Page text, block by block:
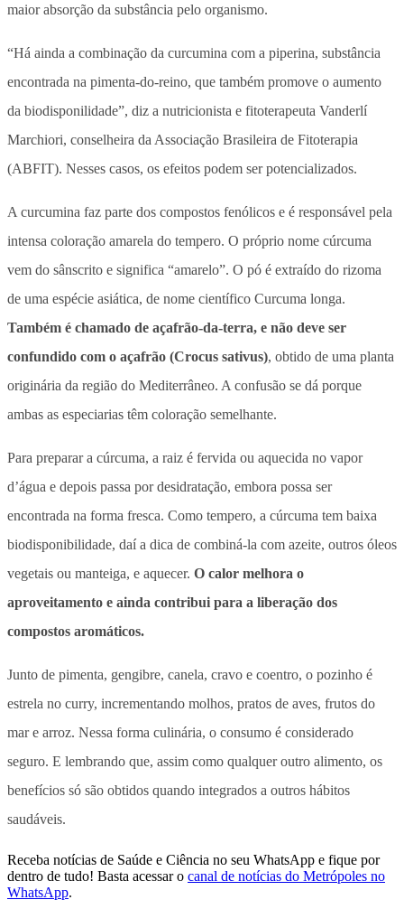
maior absorção da substância pelo organismo.
“Há ainda a combinação da curcumina com a piperina, substância
encontrada na pimenta-do-reino, que também promove o aumento
da biodisponilidade”, diz a nutricionista e fitoterapeuta Vanderlí
Marchiori, conselheira da Associação Brasileira de Fitoterapia
(ABFIT). Nesses casos, os efeitos podem ser potencializados.
A curcumina faz parte dos compostos fenólicos e é responsável pela
intensa coloração amarela do tempero. O próprio nome cúrcuma
vem do sânscrito e significa “amarelo”. O pó é extraído do rizoma
de uma espécie asiática, de nome científico Curcuma longa.
Também é chamado de açafrão-da-terra, e não deve ser
confundido com o açafrão (Crocus sativus), obtido de uma planta
originária da região do Mediterrâneo. A confusão se dá porque
ambas as especiarias têm coloração semelhante.
Para preparar a cúrcuma, a raiz é fervida ou aquecida no vapor
d’água e depois passa por desidratação, embora possa ser
encontrada na forma fresca. Como tempero, a cúrcuma tem baixa
biodisponibilidade, daí a dica de combiná-la com azeite, outros óleos
vegetais ou manteiga, e aquecer. O calor melhora o
aproveitamento e ainda contribui para a liberação dos
compostos aromáticos.
Junto de pimenta, gengibre, canela, cravo e coentro, o pozinho é
estrela no curry, incrementando molhos, pratos de aves, frutos do
mar e arroz. Nessa forma culinária, o consumo é considerado
seguro. E lembrando que, assim como qualquer outro alimento, os
benefícios só são obtidos quando integrados a outros hábitos
saudáveis.
Receba notícias de Saúde e Ciência no seu WhatsApp e fique por
dentro de tudo! Basta acessar o canal de notícias do Metrópoles no
WhatsApp.